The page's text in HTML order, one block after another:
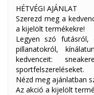
HÉTVÉGI AJÁNLAT
Szerezd meg a
a kijelölt termékekre!
Legyen szó futásról,
pillanatokról,
kedvenceit:
sportfelszereléseket.
Nézd meg ajánlatban
Az akció a kijelölt